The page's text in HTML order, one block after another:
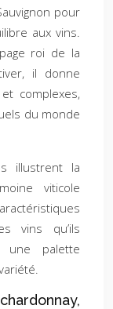
pour
aux vins.
roi de la
il donne
complexes,
du monde
illustrent la
viticole
vins qu’ils
une palette